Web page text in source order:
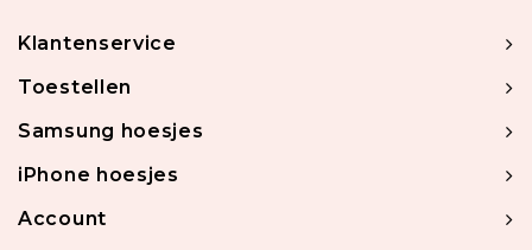
Klantenservice
Toestellen
Samsung hoesjes
iPhone hoesjes
Account